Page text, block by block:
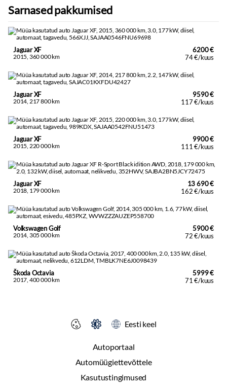
Sarnased pakkumised
Jaguar XF
2015, 360 000 km
6200 €
74 €/kuus
Jaguar XF
2014, 217 800 km
9590 €
117 €/kuus
Jaguar XF
2015, 220 000 km
9900 €
111 €/kuus
Jaguar XF
2018, 179 000 km
13 690 €
162 €/kuus
Volkswagen Golf
2014, 305 000 km
5900 €
72 €/kuus
Škoda Octavia
2017, 400 000 km
5999 €
71 €/kuus
Autoportaal
Automüügiettevõttele
Kasutustingimused
Eesti keel